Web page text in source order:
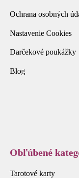
Ochrana osobných
Nastavenie Cookies
Darčekové poukážky
Blog
Obľúbené
Tarotové karty